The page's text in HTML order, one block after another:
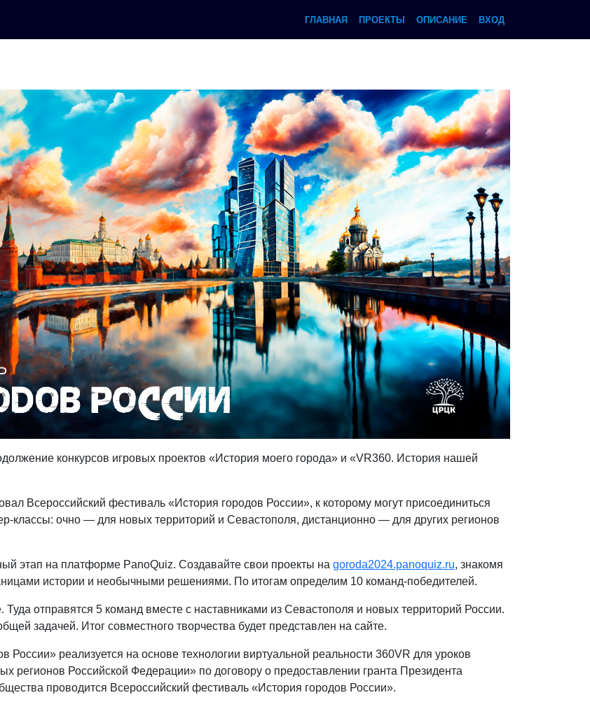
ГЛАВНАЯ ПРОЕКТЫ ОПИСАНИЕ ВХОД
конкурсов игровых проектов «История моего города» и «VR360. История нашей
Всероссийский фестиваль «История городов России», к которому могут присоединиться
классы: очно — для новых территорий и Севастополя, дистанционно — для других регионов
этап на платформе PanoQuiz. Создавайте свои проекты на goroda2024.panoquiz.ru, знакомя
истории и необычными решениями. По итогам определим 10 команд-победителей.
отправятся 5 команд вместе с наставниками из Севастополя и новых территорий России.
задачей. Итог совместного творчества будет представлен на сайте.
России» реализуется на основе технологии виртуальной реальности 360VR для уроков
регионов Российской Федерации» по договору о предоставлении гранта Президента
проводится Всероссийский фестиваль «История городов России».